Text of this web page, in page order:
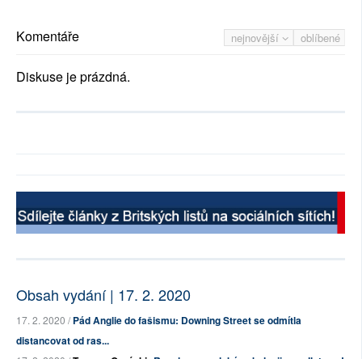
nejnovější oblíbené
Komentáře
Diskuse je prázdná.
Obsah vydání | 17. 2. 2020
17. 2. 2020 /Pád Anglie do fašismu: Downing Street se odmítla
distancovat od ras...